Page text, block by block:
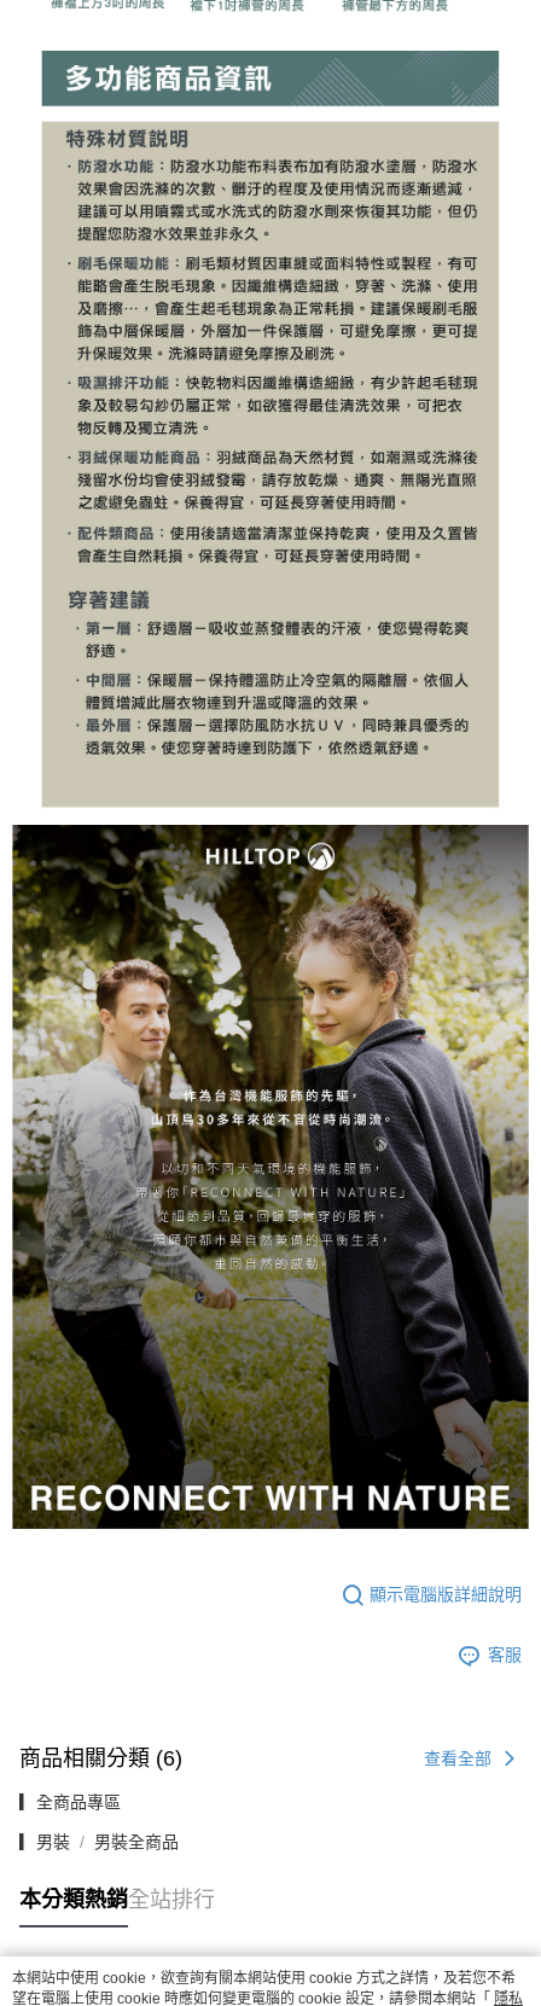
顯示電腦版詳細說明
客服
商品相關分類 (6) 查看全部
▎全商品專區
▎男裝 男裝全商品
本分類熱銷全站排行
熱門標籤
本網站中使用 cookie，欲查詢有關本網站使用 cookie 方式之詳情，及若您不希
望在電腦上使用 cookie 時應如何變更電腦的 cookie 設定，請參閱本網站「 隱私